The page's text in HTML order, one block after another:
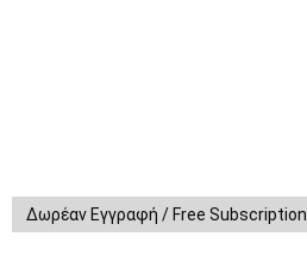
Δωρέαν Εγγραφή / Free Subscription